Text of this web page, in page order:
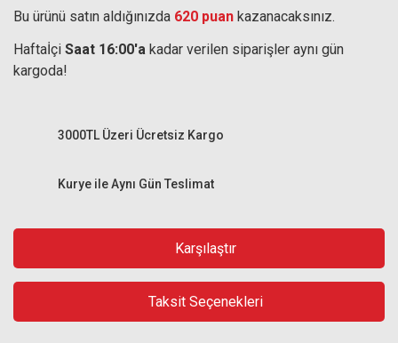
Bu ürünü satın aldığınızda 620 puan kazanacaksınız.
Haftaİçi Saat 16:00'a kadar verilen siparişler aynı gün
kargoda!
Kurye ile Aynı Gün Teslimat
3000TL Üzeri Ücretsiz Kargo
Karşılaştır
Taksit Seçenekleri